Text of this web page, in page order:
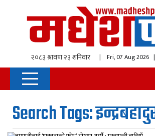
| Fri, 07 Aug 2026
Search Tags: